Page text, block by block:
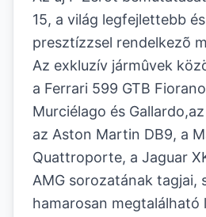
15, a világ legfejlettebb
presztízzsel rendelkezõ
Az exkluzív jármûvek
a Ferrari 599 GTB
Murciélago és
az Aston Martin DB9, a
Quattroporte, a Jaguar
AMG sorozatának tagjai,
hamarosan megtalálható